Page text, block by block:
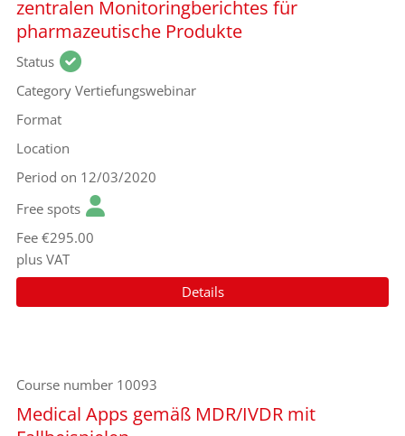
zentralen Monitoringberichtes für
pharmazeutische Produkte
Status
Category Vertiefungswebinar
Format
Location
Period on 12/03/2020
Free spots
Fee €295.00
plus VAT
Details
Course number 10093
Medical Apps gemäß MDR/IVDR mit